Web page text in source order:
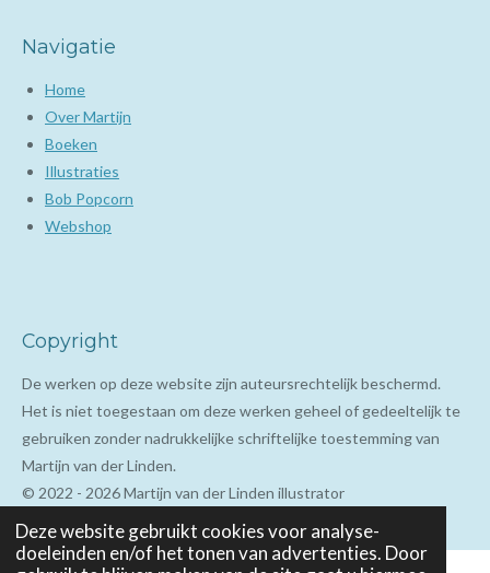
Deze website gebruikt cookies voor analyse-
doeleinden en/of het tonen van advertenties. Door
Navigatie
Home
Over Martijn
Boeken
Illustraties
Bob Popcorn
Webshop
Copyright
De werken op deze website zijn auteursrechtelijk beschermd.
Het is niet toegestaan om deze werken geheel of gedeeltelijk te
gebruiken zonder nadrukkelijke schriftelijke toestemming van
Martijn van der Linden.
© 2022 - 2026 Martijn van der Linden illustrator